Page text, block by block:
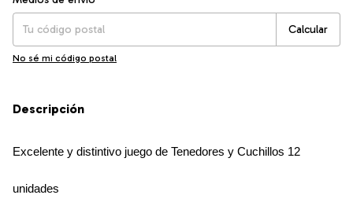
Calcular
No sé mi código postal
Descripción
Excelente y distintivo juego de Tenedores y Cuchillos 12
unidades